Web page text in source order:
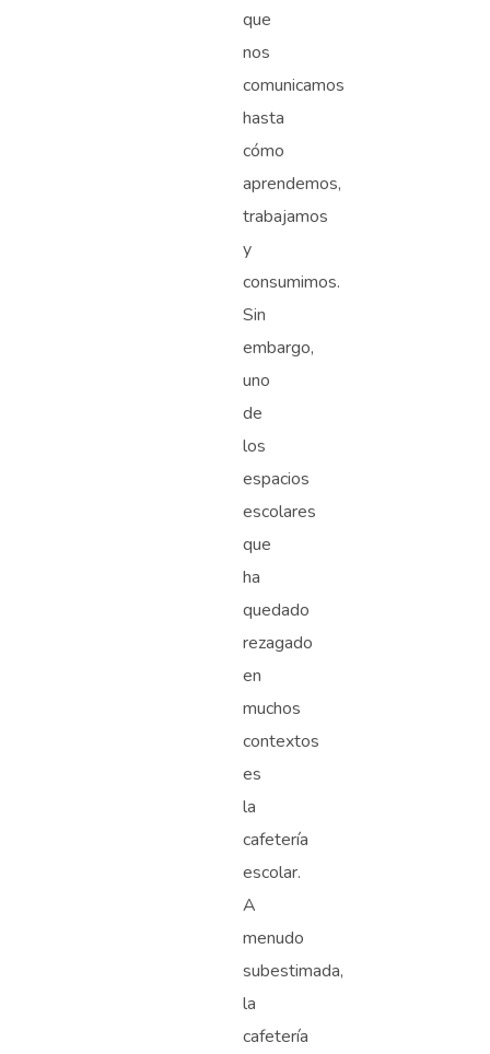
que
nos
comunicamos
hasta
cómo
aprendemos,
trabajamos
y
consumimos.
Sin
embargo,
uno
de
los
espacios
escolares
que
ha
quedado
rezagado
en
muchos
contextos
es
la
cafetería
escolar.
A
menudo
subestimada,
la
cafetería